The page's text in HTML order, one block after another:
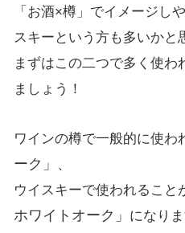
「お酒×樽」でイメージし
スキーという方も多いかと
まずはこの二つで多く使わ
ましょう！
ワインの樽で一般的に使わ
ーク」
、
ウイスキーで使われること
ホワイトオーク」 になりま